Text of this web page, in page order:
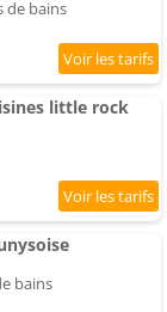
de bains
little rock
bains